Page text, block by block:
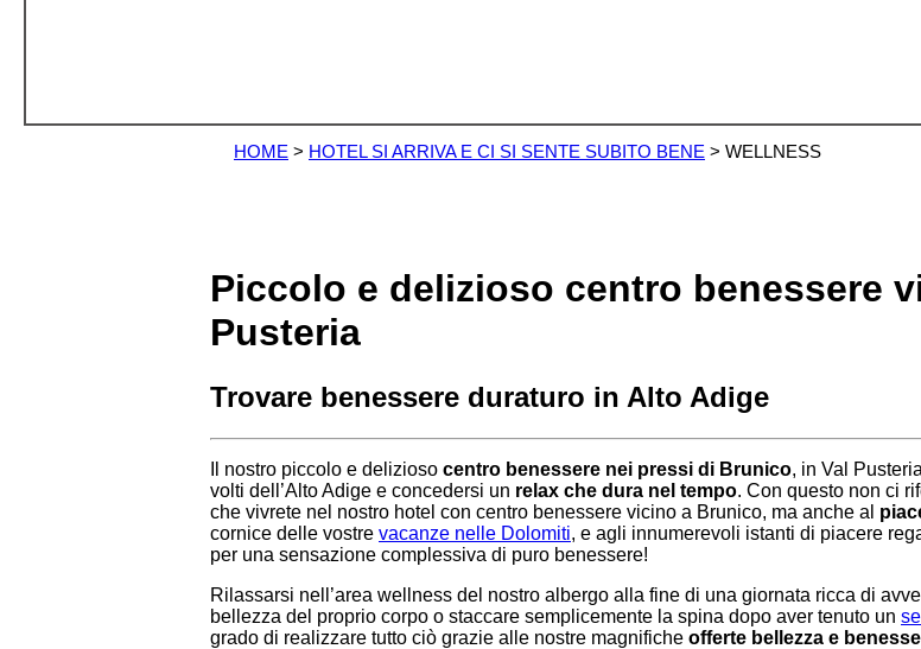
HOME > HOTEL SI ARRIVA E CI SI SENTE SUBITO BENE > WELLNESS
Piccolo e delizioso centro benessere
Pusteria
Trovare benessere duraturo in Alto Adige
Il nostro piccolo e delizioso centro benessere nei pressi di Brunico, in Val
volti dell’Alto Adige e concedersi un relax che dura nel tempo. Con questo non ci
che vivrete nel nostro hotel con centro benessere vicino a Brunico, ma anche al
cornice delle vostre vacanze nelle Dolomiti, e agli innumerevoli istanti di piacere
per una sensazione complessiva di puro benessere!
Rilassarsi nell’area wellness del nostro albergo alla fine di una giornata ricca di
bellezza del proprio corpo o staccare semplicemente la spina dopo aver tenuto un
grado di realizzare tutto ciò grazie alle nostre magnifiche offerte bellezza e